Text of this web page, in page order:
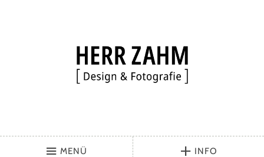
MENÜ INFO